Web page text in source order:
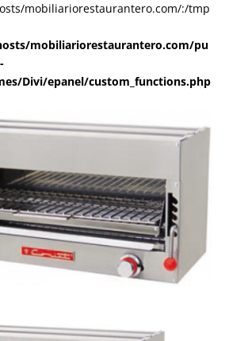
mobiliariorestaurantero.com/:/tmp
mobiliariorestaurantero.com/pu
Divi/epanel/custom_functions.php